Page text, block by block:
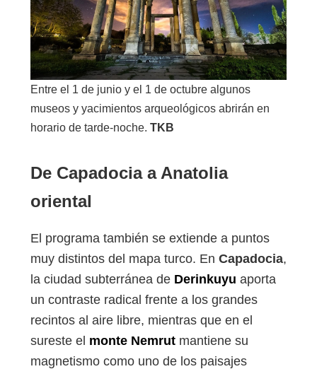
Entre el 1 de junio y el 1 de octubre algunos
museos y yacimientos arqueológicos abrirán en
horario de tarde-noche. TKB
De Capadocia a Anatolia
oriental
El programa también se extiende a puntos
muy distintos del mapa turco. En Capadocia,
la ciudad subterránea de Derinkuyu aporta
un contraste radical frente a los grandes
recintos al aire libre, mientras que en el
sureste el monte Nemrut mantiene su
magnetismo como uno de los paisajes